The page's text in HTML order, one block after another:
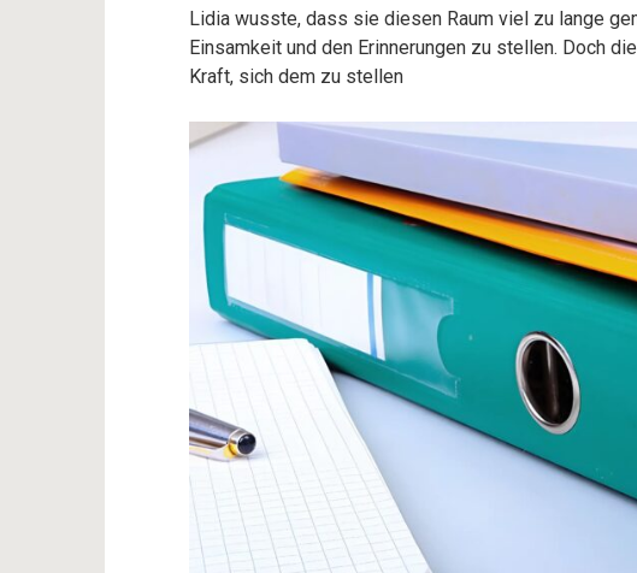
Lidia wusste, dass sie diesen Raum viel zu lange
Einsamkeit und den Erinnerungen zu stellen. Doch
Kraft, sich dem zu stellen